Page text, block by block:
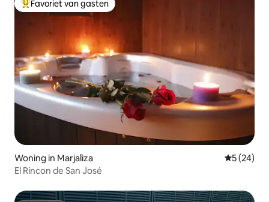
Topfavoriet van gasten
Favoriet van gasten
Woning in Marjaliza
5 (24)
El Rincon de San José